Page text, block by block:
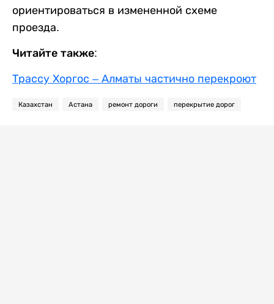
ориентироваться в измененной схеме
проезда.
Читайте также:
Трассу Хоргос – Алматы частично перекроют
Казахстан Астана ремонт дороги перекрытие дорог